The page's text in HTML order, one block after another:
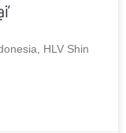
HLV Shin